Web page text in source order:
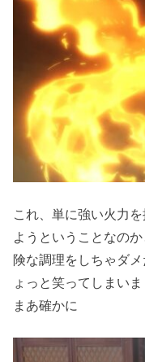
これ、単に強い火力
ようということなの
険な調理をしちゃダ
ょっと笑ってしまいま
まあ確かに